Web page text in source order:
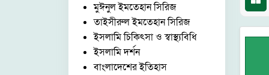
মুঈনুল ইমতেহান সিরিজ
তাইসীরুল ইমতেহান সিরিজ
ইসলামি চিকিৎসা ও স্বাস্থ্যবিধি
ইসলামি দর্শন
বাংলাদেশের ইতিহাস